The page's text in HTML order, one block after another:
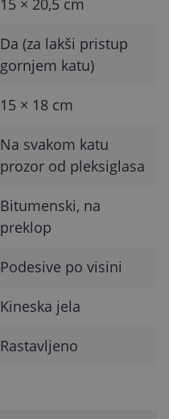
Da (za lakši pristup
gornjem katu)
15 × 18 cm
Na svakom katu
prozor od pleksiglasa
Bitumenski, na
preklop
Podesive po visini
Kineska jela
Rastavljeno